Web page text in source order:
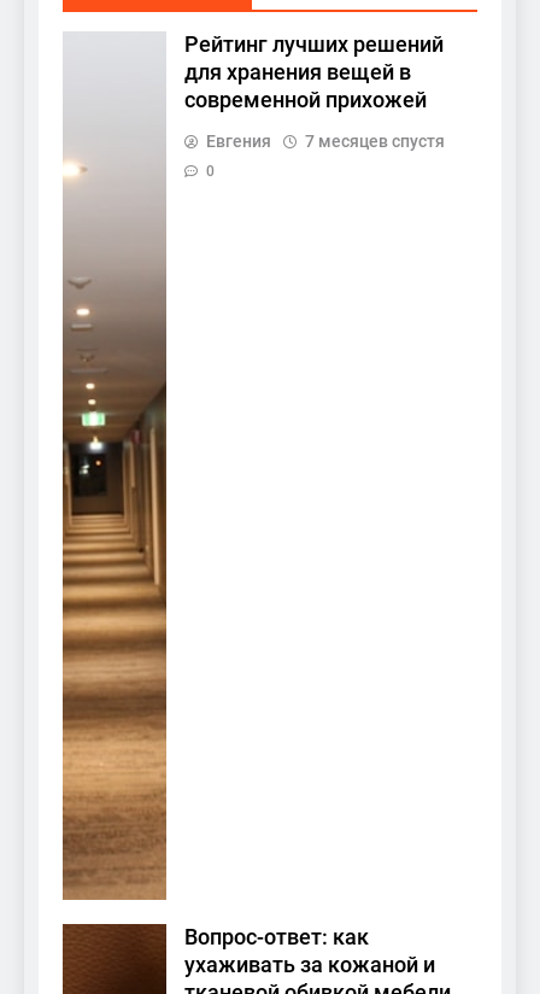
Рейтинг лучших решений
для хранения вещей в
современной прихожей
Евгения 7 месяцев спустя
0
Вопрос-ответ: как
ухаживать за кожаной и